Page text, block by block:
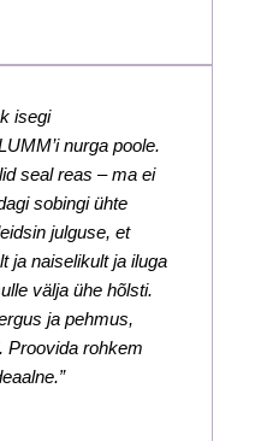
isegi
nurga poole.
seal reas – ma ei
sobingi ühte
julguse, et
ja naiselikult ja iluga
välja ühe hõlsti.
ja pehmus,
Proovida rohkem